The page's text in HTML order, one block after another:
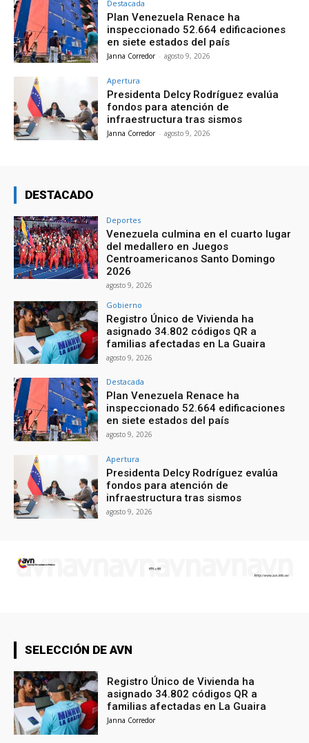
Destacada
Plan Venezuela Renace ha
inspeccionado 52.664 edificaciones
en siete estados del país
Janna Corredor - agosto 9, 2026
Apertura
Presidenta Delcy Rodríguez evalúa
fondos para atención de
infraestructura tras sismos
Janna Corredor - agosto 9, 2026
DESTACADO
Deportes
Venezuela culmina en el cuarto lugar
del medallero en Juegos
Centroamericanos Santo Domingo
2026
agosto 9, 2026
Gobierno
Registro Único de Vivienda ha
asignado 34.802 códigos QR a
familias afectadas en La Guaira
agosto 9, 2026
Destacada
Plan Venezuela Renace ha
inspeccionado 52.664 edificaciones
en siete estados del país
agosto 9, 2026
Apertura
Presidenta Delcy Rodríguez evalúa
fondos para atención de
infraestructura tras sismos
agosto 9, 2026
SELECCIÓN DE AVN
Registro Único de Vivienda ha
asignado 34.802 códigos QR a
familias afectadas en La Guaira
Janna Corredor